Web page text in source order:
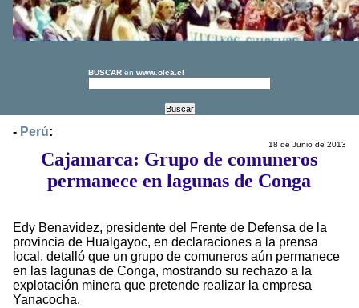
BUSCAR en www.olca.cl
- Perú:
18 de Junio de 2013
Cajamarca: Grupo de comuneros
permanece en lagunas de Conga
Edy Benavidez, presidente del Frente de Defensa de la
provincia de Hualgayoc, en declaraciones a la prensa
local, detalló que un grupo de comuneros aún permanece
en las lagunas de Conga, mostrando su rechazo a la
explotación minera que pretende realizar la empresa
Yanacocha.